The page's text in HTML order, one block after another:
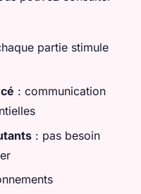
partie stimule
: communication
: pas besoin